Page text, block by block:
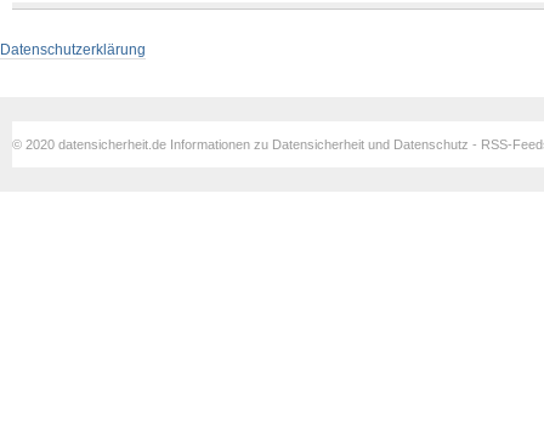
Datenschutzerklärung
© 2020 datensicherheit.de Informationen zu Datensicherheit und Datenschutz - RSS-